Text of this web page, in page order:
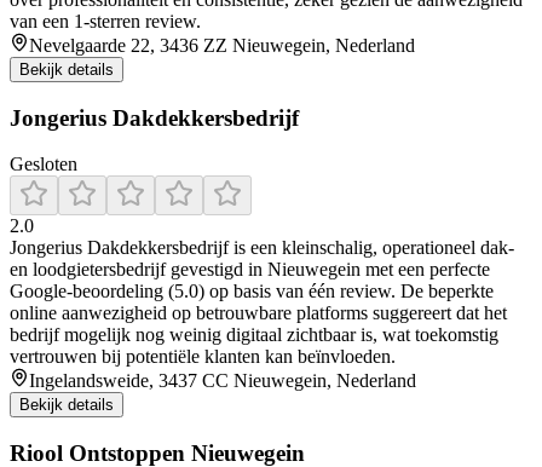
van een 1-sterren review.
Nevelgaarde 22, 3436 ZZ Nieuwegein, Nederland
Bekijk details
Jongerius Dakdekkersbedrijf
Gesloten
2.0
Jongerius Dakdekkersbedrijf is een kleinschalig, operationeel dak-
en loodgietersbedrijf gevestigd in Nieuwegein met een perfecte
Google-beoordeling (5.0) op basis van één review. De beperkte
online aanwezigheid op betrouwbare platforms suggereert dat het
bedrijf mogelijk nog weinig digitaal zichtbaar is, wat toekomstig
vertrouwen bij potentiële klanten kan beïnvloeden.
Ingelandsweide, 3437 CC Nieuwegein, Nederland
Bekijk details
Riool Ontstoppen Nieuwegein